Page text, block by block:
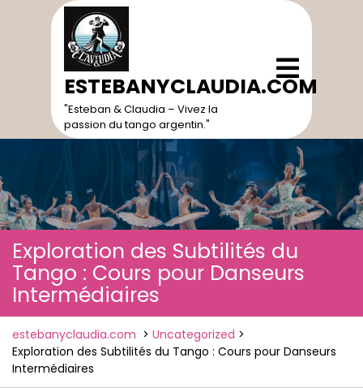
ESTEBANYCLAUDIA.COM
"Esteban & Claudia – Vivez la
passion du tango argentin."
Open
Menu
Exploration des Subtilités du
Tango : Cours pour Danseurs
Intermédiaires
estebanyclaudia.com > Uncategorized >
Exploration des Subtilités du Tango : Cours pour Danseurs
Intermédiaires